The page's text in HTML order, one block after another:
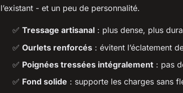
l’existant - et un peu de personnalité.
✅ Tressage artisanal : plus dense, plus
✅ Ourlets renforcés : évitent l’éclatement
✅ Poignées tressées intégralement : pas
✅ Fond solide : supporte les charges sans